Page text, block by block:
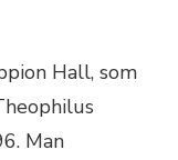
Hall, som
Man